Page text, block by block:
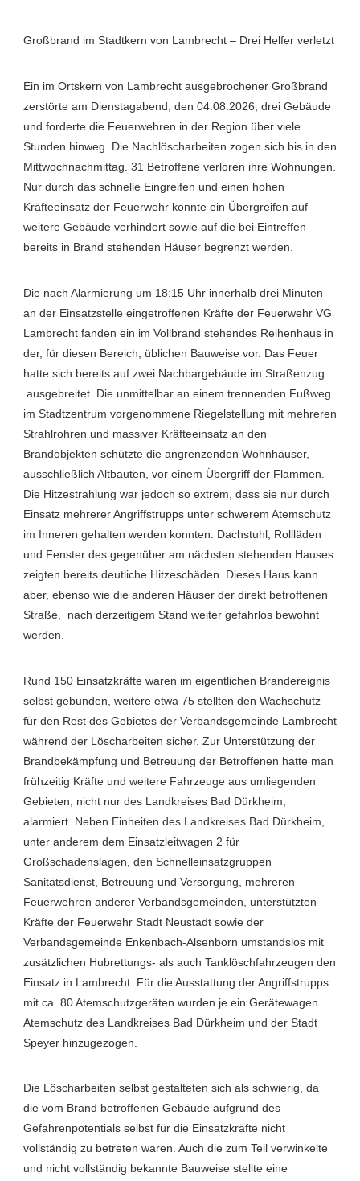
Großbrand im Stadtkern von Lambrecht – Drei Helfer verletzt
Ein im Ortskern von Lambrecht ausgebrochener Großbrand
zerstörte am Dienstagabend, den 04.08.2026, drei Gebäude
und forderte die Feuerwehren in der Region über viele
Stunden hinweg. Die Nachlöscharbeiten zogen sich bis in den
Mittwochnachmittag. 31 Betroffene verloren ihre Wohnungen.
Nur durch das schnelle Eingreifen und einen hohen
Kräfteeinsatz der Feuerwehr konnte ein Übergreifen auf
weitere Gebäude verhindert sowie auf die bei Eintreffen
bereits in Brand stehenden Häuser begrenzt werden.
Die nach Alarmierung um 18:15 Uhr innerhalb drei Minuten
an der Einsatzstelle eingetroffenen Kräfte der Feuerwehr VG
Lambrecht fanden ein im Vollbrand stehendes Reihenhaus in
der, für diesen Bereich, üblichen Bauweise vor. Das Feuer
hatte sich bereits auf zwei Nachbargebäude im Straßenzug
ausgebreitet. Die unmittelbar an einem trennenden Fußweg
im Stadtzentrum vorgenommene Riegelstellung mit mehreren
Strahlrohren und massiver Kräfteeinsatz an den
Brandobjekten schützte die angrenzenden Wohnhäuser,
ausschließlich Altbauten, vor einem Übergriff der Flammen.
Die Hitzestrahlung war jedoch so extrem, dass sie nur durch
Einsatz mehrerer Angriffstrupps unter schwerem Atemschutz
im Inneren gehalten werden konnten. Dachstuhl, Rollläden
und Fenster des gegenüber am nächsten stehenden Hauses
zeigten bereits deutliche Hitzeschäden. Dieses Haus kann
aber, ebenso wie die anderen Häuser der direkt betroffenen
Straße, nach derzeitigem Stand weiter gefahrlos bewohnt
werden.
Rund 150 Einsatzkräfte waren im eigentlichen Brandereignis
selbst gebunden, weitere etwa 75 stellten den Wachschutz
für den Rest des Gebietes der Verbandsgemeinde Lambrecht
während der Löscharbeiten sicher. Zur Unterstützung der
Brandbekämpfung und Betreuung der Betroffenen hatte man
frühzeitig Kräfte und weitere Fahrzeuge aus umliegenden
Gebieten, nicht nur des Landkreises Bad Dürkheim,
alarmiert. Neben Einheiten des Landkreises Bad Dürkheim,
unter anderem dem Einsatzleitwagen 2 für
Großschadenslagen, den Schnelleinsatzgruppen
Sanitätsdienst, Betreuung und Versorgung, mehreren
Feuerwehren anderer Verbandsgemeinden, unterstützten
Kräfte der Feuerwehr Stadt Neustadt sowie der
Verbandsgemeinde Enkenbach-Alsenborn umstandslos mit
zusätzlichen Hubrettungs- als auch Tanklöschfahrzeugen den
Einsatz in Lambrecht. Für die Ausstattung der Angriffstrupps
mit ca. 80 Atemschutzgeräten wurden je ein Gerätewagen
Atemschutz des Landkreises Bad Dürkheim und der Stadt
Speyer hinzugezogen.
Die Löscharbeiten selbst gestalteten sich als schwierig, da
die vom Brand betroffenen Gebäude aufgrund des
Gefahrenpotentials selbst für die Einsatzkräfte nicht
vollständig zu betreten waren. Auch die zum Teil verwinkelte
und nicht vollständig bekannte Bauweise stellte eine